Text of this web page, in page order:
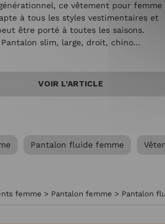
ce vêtement pour femme
à tous les styles vestimentaires et
être porté à toutes les saisons.
Pantalon slim, large, droit, chino...
VOIR L'ARTICLE
Pantalon fluide femme
femme > Pantalon femme > Pantalon